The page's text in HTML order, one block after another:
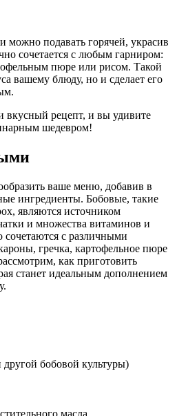
можно подавать горячей, украсив
сочетается с любым гарниром:
пюре или рисом. Такой
вашему блюду, но и сделает его
вкусный рецепт, и вы удивите
шедевром!
ваше меню, добавив в
ингредиенты. Бобовые, такие
являются источником
и множества витаминов и
с различными
гречка, картофельное пюре
как приготовить
станет идеальным дополнением
другой бобовой культуры)